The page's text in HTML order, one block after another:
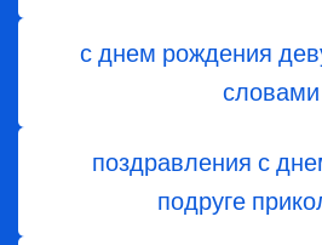
с днем рождения
словами
поздравления с
подруге